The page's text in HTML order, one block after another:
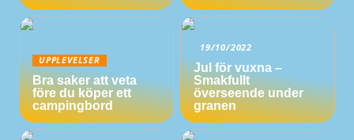
UPPLEVELSER
Bra saker att veta
före du köper ett
campingbord
19/10/2022
Jul för vuxna –
Smakfullt
överseende under
granen